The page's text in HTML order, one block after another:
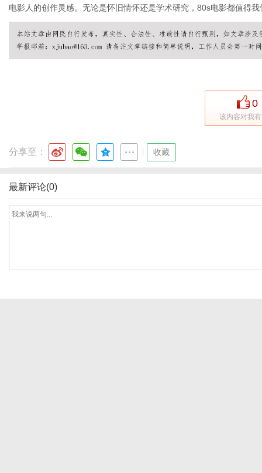
电影人的创作灵感。无论是怀旧情怀还是学术研究，80s电影都值得
0
该内容对我
分享至： 收藏
最新评论(0)